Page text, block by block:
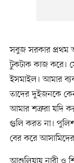
সবুজ সরকার প্রথম
টুকটাক কাজ করে।
ইসমাইল। আমার
তাদের দুইজনকে
আমার শত্রুরা যদি
গুলি করত না।
বের করে আসামিদের